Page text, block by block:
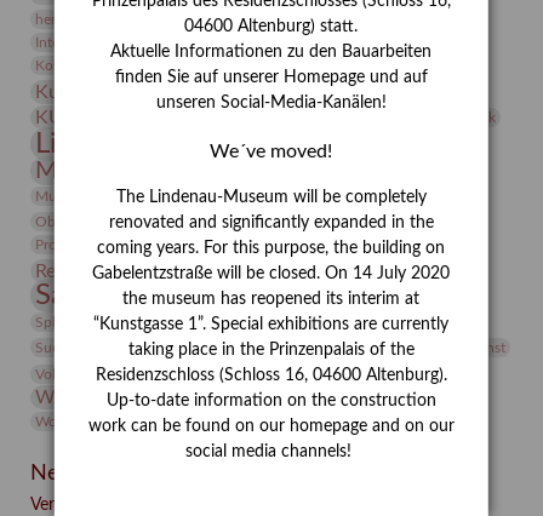
herman de vries Humboldt
Insekten
Integriertes Schädlingsmanagement
Jahresempfang
Kolosseum
Kunst
Kunstmuseum Kunstvermittlung Kunst von Kühl
KUNSTWAND Künstler Lehmbruck
Lindenau-Museum Marstall
Museumsgeschichte
Museumspädagogik Mäzen Napoleon Natur
Neue Remise
Objekt im Fokus
Paul Klee Peter Schnürpel Phelloplastik
Pohlhof
Provenienz
Provenienzforschung
Restaurierung Restitution Rudi Lesser Ruth Wolf-Rehfeld
Sammlung Samstagszeichner Skulptur
Sonderausstellung
Sphinx
studio Studio Bildende Kunst
studioDIGITAL
Suermondt-Ludwig-Museum
Vermittlung Video
Videokunst
Volontariat
Walter Rheiner Weihnachten Werefkin
Werkbetrachtung Winter Wissenschaft
Wolf and Dog
Wolf und Hund
Zirkuswoche
Neueste Beiträge
Verschenkt, verkauft, vergessen? – Kunstdetektivinnen im
04600 Altenburg) statt.
Aktuelle Informationen zu den Bauarbeiten
finden Sie auf unserer Homepage und auf
unseren Social-Media-Kanälen!
We´ve moved!
The Lindenau-Museum will be completely
renovated and significantly expanded in the
coming years. For this purpose, the building on
Gabelentzstraße will be closed. On 14 July 2020
the museum has reopened its interim at
“Kunstgasse 1”. Special exhibitions are currently
taking place in the Prinzenpalais of the
Residenzschloss (Schloss 16, 04600 Altenburg).
Up-to-date information on the construction
work can be found on our homepage and on our
social media channels!